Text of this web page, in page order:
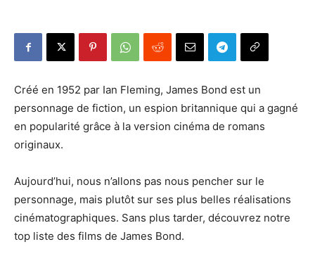
Créé en 1952 par Ian Fleming, James Bond est un
personnage de fiction, un espion britannique qui a gagné
en popularité grâce à la version cinéma de romans
originaux.
Aujourd’hui, nous n’allons pas nous pencher sur le
personnage, mais plutôt sur ses plus belles réalisations
cinématographiques. Sans plus tarder, découvrez notre
top liste des films de James Bond.